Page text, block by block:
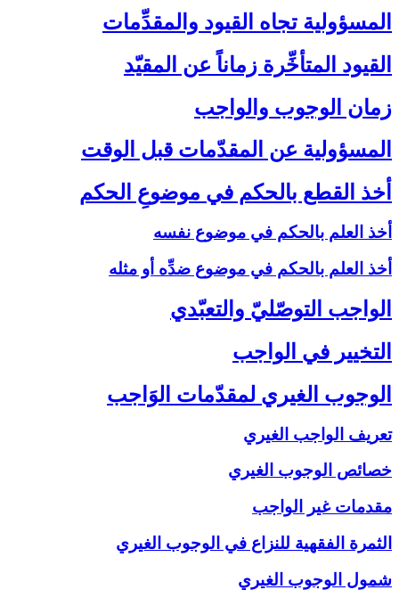
المسؤولية تجاه القيود والمقدِّمات‏
القيود المتأخِّرة زماناً عن المقيّد
زمان الوجوب والواجب‏
المسؤولية عن المقدّمات قبل الوقت‏
أخذ القطع بالحكم في موضوعِ الحكم‏
أخذ العلم بالحكم في موضوع نفسه
أخذ العلم بالحكم في موضوع ضدِّه أو مثله
الواجب التوصّليّ والتعبّدي‏
التخيير في الواجب‏
الوجوب الغيري لمقدّمات الوَاجب‏
تعريف الواجب الغيري
خصائص الوجوب الغيري
مقدمات غير الواجب
الثمرة الفقهية للنزاع في الوجوب الغيري
شمول الوجوب الغيري